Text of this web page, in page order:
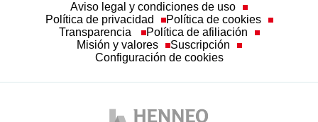
Política de privacidad
Política de cookies
Transparencia
Política de afiliación
Misión y valores
Suscripción
Configuración de cookies